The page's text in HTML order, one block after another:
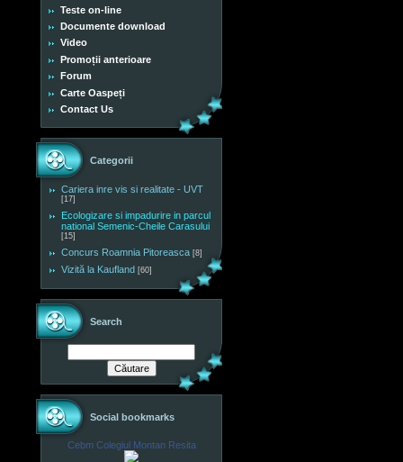
Teste on-line
Documente download
Video
Promoții anterioare
Forum
Carte Oaspeți
Contact Us
Categorii
Cariera inre vis si realitate - UVT
[17]
Ecologizare si impadurire in parcul
national Semenic-Cheile Carasului
[15]
Concurs Roamnia Pitoreasca [8]
Vizită la Kaufland [60]
Search
Social bookmarks
Cebm Colegiul Montan Resita